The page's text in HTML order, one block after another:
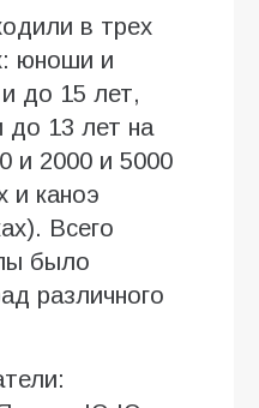
в трех
юноши и
до 15 лет,
до 13 лет на
и 2000 и 5000
и каноэ
Всего
было
различного